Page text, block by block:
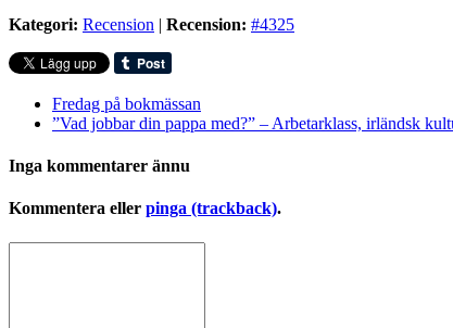
Kategori: Recension | Recension: #4325
Fredag på bokmässan
”Vad jobbar din pappa med?” – Arbetarklass, irländsk
Inga kommentarer ännu
Kommentera eller pinga (trackback).